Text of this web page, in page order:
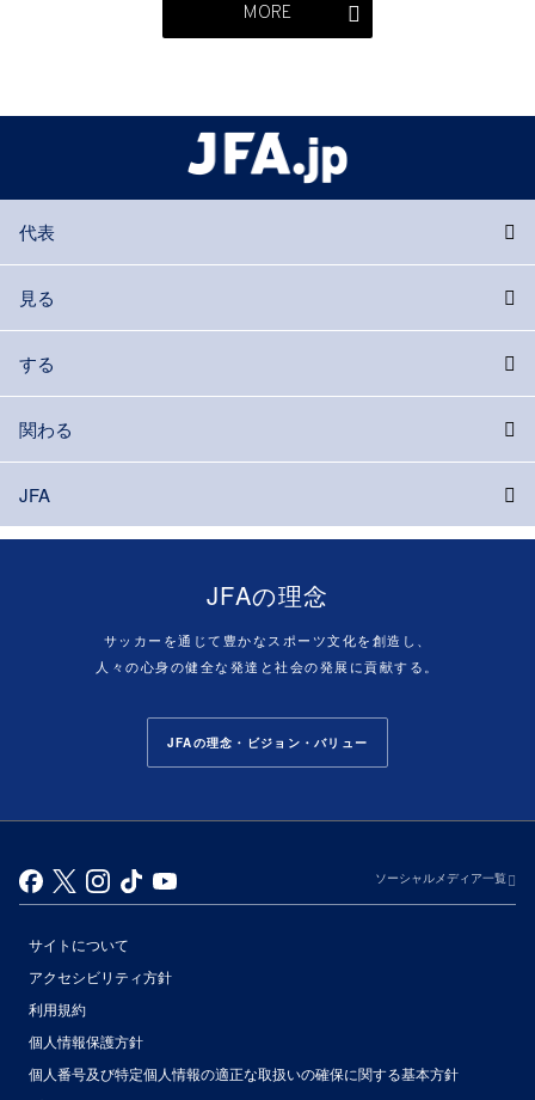
MORE
代表
見る
する
関わる
JFA
JFAの理念
サッカーを通じて豊かなスポーツ文化を創造し、
人々の心身の健全な発達と社会の発展に貢献する。
JFAの理念・ビジョン・バリュー
ソーシャルメディア一覧
サイトについて
アクセシビリティ方針
利用規約
個人情報保護方針
個人番号及び特定個人情報の適正な取扱いの確保に関する基本方針